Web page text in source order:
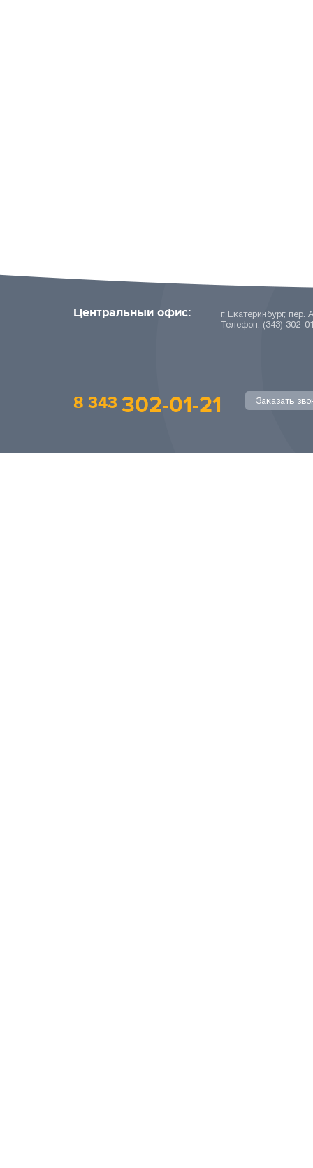
Центральный офис:
г. Екатеринбург,
Телефон: (343) 302-
8 343 302-01-21 Заказать